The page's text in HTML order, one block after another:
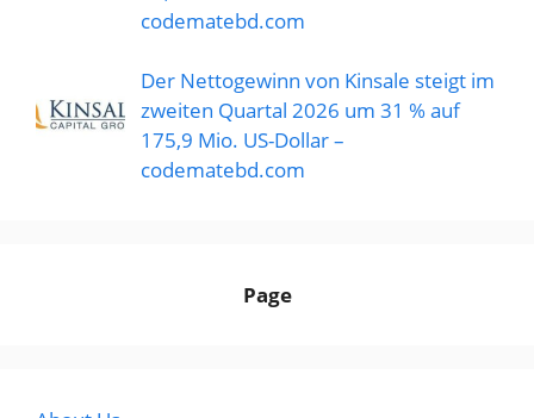
codematebd.com
Der Nettogewinn von Kinsale steigt im
zweiten Quartal 2026 um 31 % auf
175,9 Mio. US-Dollar –
codematebd.com
Page